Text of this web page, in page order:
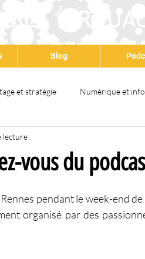
Blog
et stratégie Numérique et
Environnement
vous du
lecture
pendant le week-end
organisé par des